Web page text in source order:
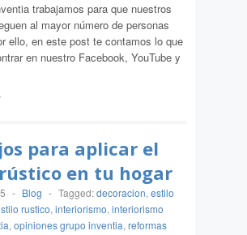
trabajamos para que nuestros
al mayor número de personas
ello, en este post te contamos lo que
en nuestro Facebook, YouTube y
para aplicar el
en tu hogar
- Blog - Tagged:decoracion, estilo
rustico, interiorismo, interiorismo
, opiniones grupo inventia, reformas